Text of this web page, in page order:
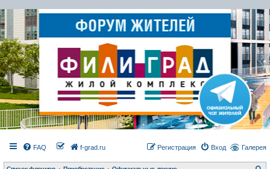
Галерея
FAQ f-grad.ru Вход
Регистрация